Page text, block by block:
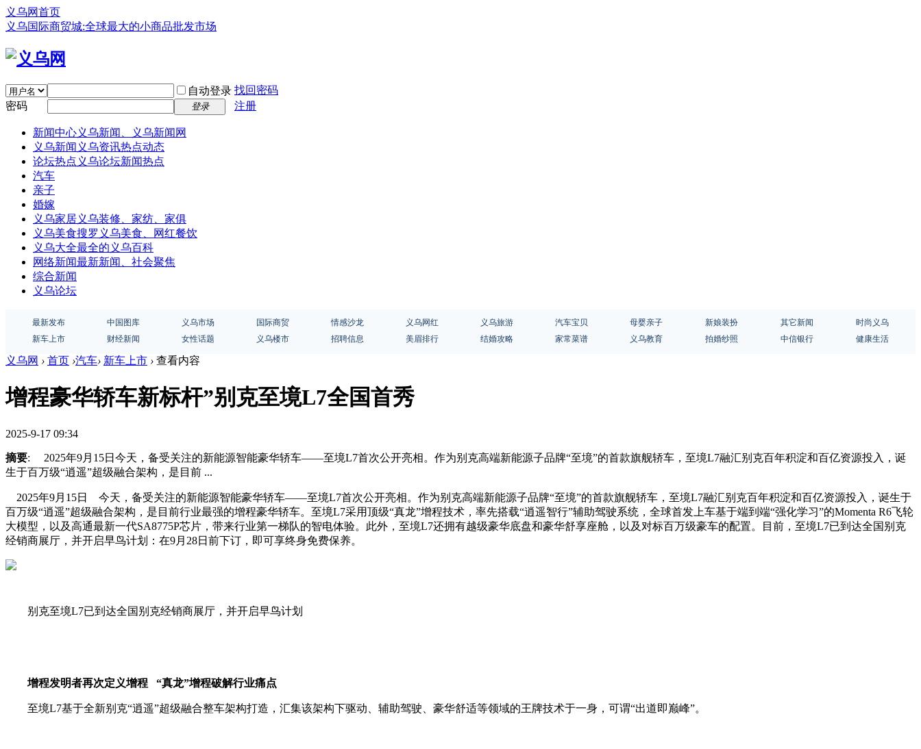
义乌网首页
义乌国际商贸城:全球最大的小商品批发市场
自动登录 找回密码
密码
登录 注册
新闻中心义乌新闻、义乌新闻网
义乌新闻 义乌资讯热点动态
论坛热点 义乌论坛新闻热点
汽车
亲子
婚嫁
义乌家居义乌装修、家纺、家俱
义乌美食搜罗义乌美食、网红餐饮
义乌大全最全的义乌百科
网络新闻最新新闻、社会聚焦
综合新闻
义乌论坛
最新发布 中国图库 义乌市场 国际商贸 情感沙龙 义乌网红 义乌旅游 汽车宝贝 母婴亲子 新娘装扮 其它新闻
时尚义乌
新车上市
财经新闻 女性话题 义乌楼市 招聘信息 美眉排行 结婚攻略 家常菜谱 义乌教育 拍婚纱照 中信银行 健康生活
义乌网 › 首页 ›汽车› 新车上市 › 查看内容
增程豪华轿车新标杆”别克至境L7全国首秀
2025-9-17 09:34
摘要: 2025年9月15日今天，备受关注的新能源智能豪华轿车——至境L7首次公开亮相。作为别克高端新能源子品牌“至境”的首款旗舰轿车，至境L7融汇别克百年积淀和百亿资源投入，诞
生于百万级“逍遥”超级融合架构，是目前 ...
2025年9月15日 今天，备受关注的新能源智能豪华轿车——至境L7首次公开亮相。作为别克高端新能源子品牌“至境”的首款旗舰轿车，至境L7融汇别克百年积淀和百亿资源投入，诞生于
百万级“逍遥”超级融合架构，是目前行业最强的增程豪华轿车。至境L7采用顶级“真龙”增程技术，率先搭载“逍遥智行”辅助驾驶系统，全球首发上车基于端到端“强化学习”的Momenta R6飞轮
大模型，以及高通最新一代SA8775P芯片，带来行业第一梯队的智电体验。此外，至境L7还拥有越级豪华底盘和豪华舒享座舱，以及对标百万级豪车的配置。目前，至境L7已到达全国别克
经销商展厅，并开启早鸟计划：在9月28日前下订，即可享终身免费保养。
别克至境L7已到达全国别克经销商展厅，并开启早鸟计划
增程发明者再次定义增程 “真龙”增程破解行业痛点
至境L7基于全新别克“逍遥”超级融合整车架构打造，汇集该架构下驱动、辅助驾驶、豪华舒适等领域的王牌技术于一身，可谓“出道即巅峰”。